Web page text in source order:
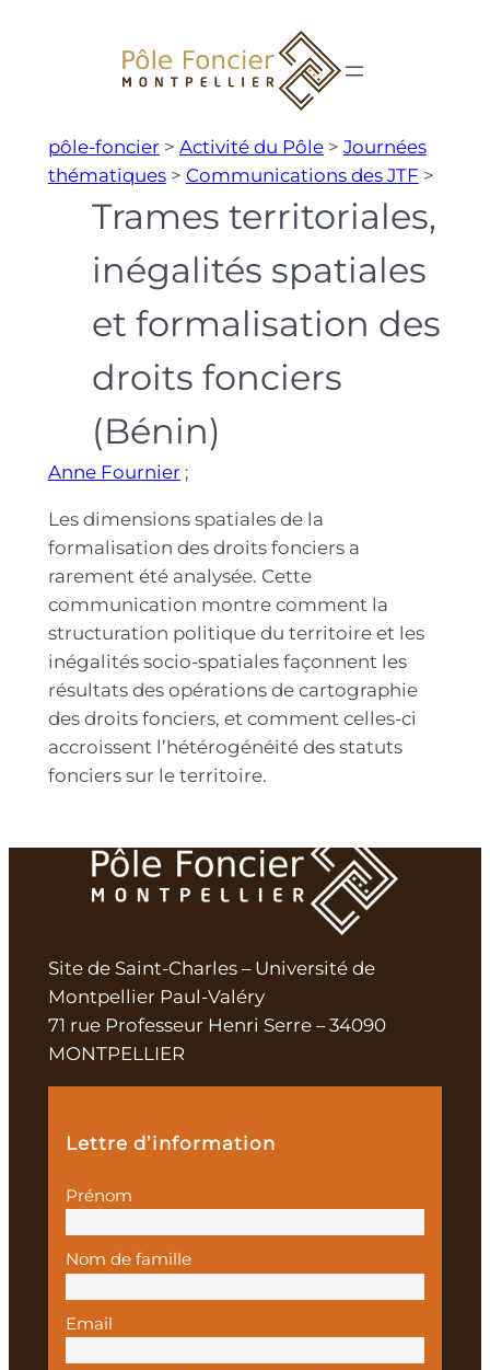
pôle-foncier > Activité du Pôle> Journées
thématiques> Communications des JTF >
Trames territoriales,
inégalités spatiales
et formalisation des
droits fonciers
(Bénin)
Anne Fournier ;
Les dimensions spatiales de la
formalisation des droits fonciers a
rarement été analysée. Cette
communication montre comment la
structuration politique du territoire et les
inégalités socio-spatiales façonnent les
résultats des opérations de cartographie
des droits fonciers, et comment celles-ci
accroissent l’hétérogénéité des statuts
fonciers sur le territoire.
Site de Saint-Charles – Université de
Montpellier Paul-Valéry
71 rue Professeur Henri Serre – 34090
MONTPELLIER
Lettre d’information
Prénom
Nom de famille
Email